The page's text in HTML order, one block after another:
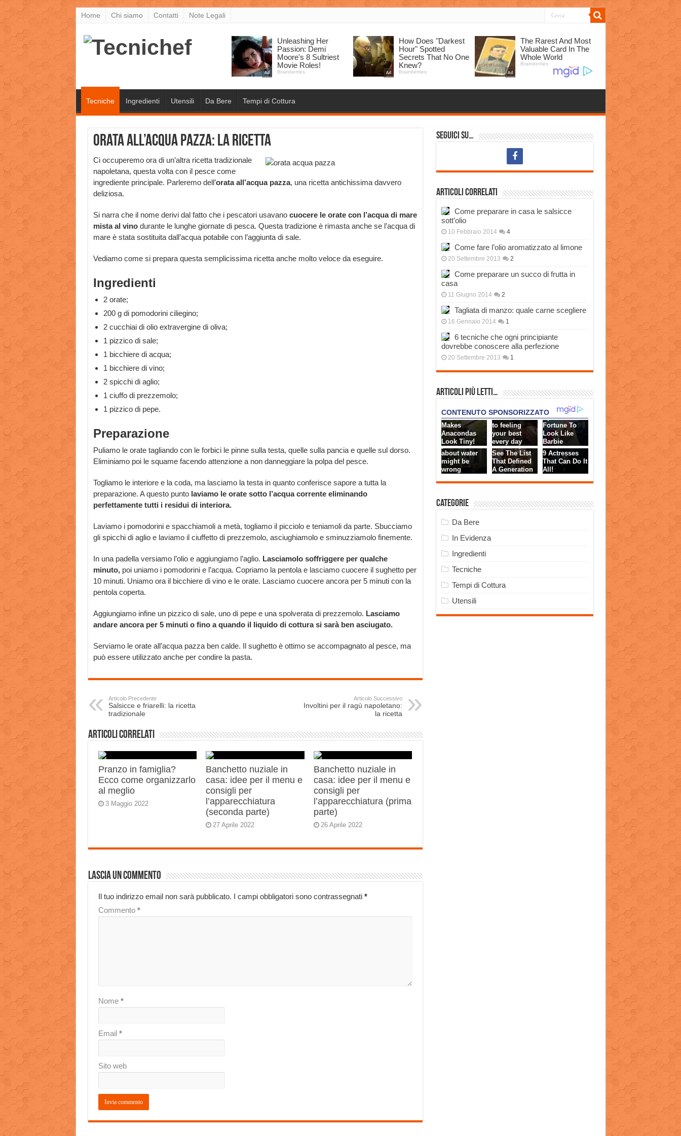
Home Chi siamo Contatti Note Legali
Tecniche Ingredienti Utensili Da Bere Tempi di Cottura
Orata all’acqua pazza: la ricetta
Ci occuperemo ora di un’altra ricetta tradizionale
napoletana, questa volta con il pesce come
ingrediente principale. Parleremo dell’orata all’acqua pazza, una ricetta antichissima davvero
deliziosa.
Si narra che il nome derivi dal fatto che i pescatori usavano cuocere le orate con l’acqua di mare
mista al vinodurante le lunghe giornate di pesca. Questa tradizione è rimasta anche se l’acqua di
mare è stata sostituita dall’acqua potabile con l’aggiunta di sale.
Vediamo come si prepara questa semplicissima ricetta anche molto veloce da eseguire.
Ingredienti
2 orate;
200 g di pomodorini ciliegino;
2 cucchiai di olio extravergine di oliva;
1 pizzico di sale;
1 bicchiere di acqua;
1 bicchiere di vino;
2 spicchi di aglio;
1 ciuffo di prezzemolo;
1 pizzico di pepe.
Preparazione
Puliamo le orate tagliando con le forbici le pinne sulla testa, quelle sulla pancia e quelle sul dorso.
Eliminiamo poi le squame facendo attenzione a non danneggiare la polpa del pesce.
Togliamo le interiore e la coda, ma lasciamo la testa in quanto conferisce sapore a tutta la
preparazione. A questo puntolaviamo le orate sotto l’acqua corrente eliminando
perfettamente tutti i residui di interiora.
Laviamo i pomodorini e spacchiamoli a metà, togliamo il picciolo e teniamoli da parte. Sbucciamo
gli spicchi di aglio e laviamo il ciuffetto di prezzemolo, asciughiamolo e sminuzziamolo finemente.
In una padella versiamo l’olio e aggiungiamo l’aglio. Lasciamolo soffriggere per qualche
minuto,poi uniamo i pomodorini e l’acqua. Copriamo la pentola e lasciamo cuocere il sughetto per
10 minuti. Uniamo ora il bicchiere di vino e le orate. Lasciamo cuocere ancora per 5 minuti con la
pentola coperta.
Aggiungiamo infine un pizzico di sale, uno di pepe e una spolverata di prezzemolo. Lasciamo
andare ancora per 5 minuti o fino a quando il liquido di cottura si sarà ben asciugato.
Serviamo le orate all’acqua pazza ben calde. Il sughetto è ottimo se accompagnato al pesce, ma
può essere utilizzato anche per condire la pasta.
Articolo Precedente
Salsicce e friarelli: la ricetta
tradizionale
Articolo Successivo
Involtini per il ragù napoletano:
la ricetta
Articoli correlati
Pranzo in famiglia?
Ecco come organizzarlo
al meglio
3 Maggio 2022
Banchetto nuziale in
casa: idee per il menu e
consigli per
l’apparecchiatura
(seconda parte)
27 Aprile 2022
Banchetto nuziale in
casa: idee per il menu e
consigli per
l’apparecchiatura (prima
parte)
26 Aprile 2022
Lascia un commento
Il tuo indirizzo email non sarà pubblicato. I campi obbligatori sono contrassegnati *
Commento *
Nome *
Email *
Sito web
Seguici su…
Articoli correlati
Come preparare in casa le salsicce
sott’olio
10 Febbraio 2014 4
Come fare l’olio aromatizzato al limone
20 Settembre 2013 2
Come preparare un succo di frutta in
casa
11 Giugno 2014 2
Tagliata di manzo: quale carne scegliere
16 Gennaio 2014 1
6 tecniche che ogni principiante
dovrebbe conoscere alla perfezione
20 Settembre 2013 1
Articoli più Letti…
Categorie
Da Bere
In Evidenza
Ingredienti
Tecniche
Tempi di Cottura
Utensili